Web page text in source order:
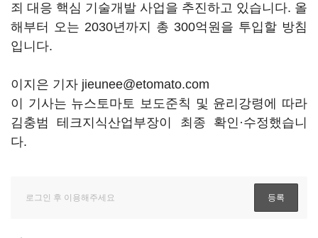
죄 대응 핵심 기술개발 사업을 추진하고 있습니다. 올
해부터 오는 2030년까지 총 300억원을 투입할 방침
입니다.
이지은 기자 jieunee@etomato.com
이 기사는 뉴스토마토 보도준칙 및 윤리강령에 따라
김충범 테크지식산업부장이 최종 확인·수정했습니
다.